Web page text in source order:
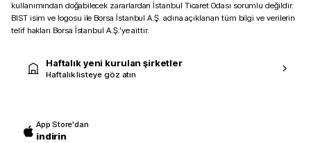
kullanımından doğabilecek zararlardan İstanbul Ticaret Odası sorumlu değildir.
BIST isim ve logosu ile Borsa İstanbul A.Ş. adına açıklanan tüm bilgi ve verilerin
telif hakları Borsa İstanbul A.Ş.’ye aittir.
Haftalık yeni kurulan şirketler
Haftalık listeye göz atın
App Store'dan
indirin